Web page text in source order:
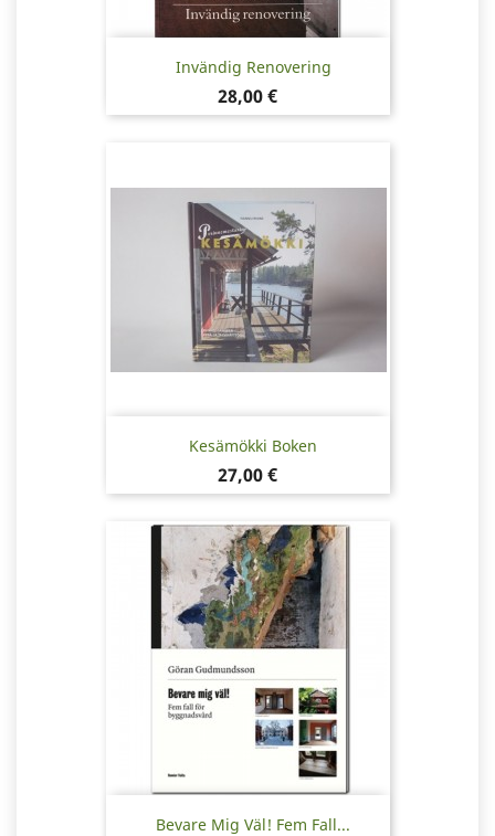
Invändig Renovering
Pris
28,00 €
Kesämökki Boken
Pris
27,00 €
Bevare Mig Väl! Fem Fall...